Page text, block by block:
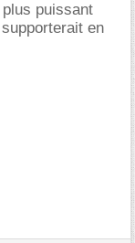
puissant
en